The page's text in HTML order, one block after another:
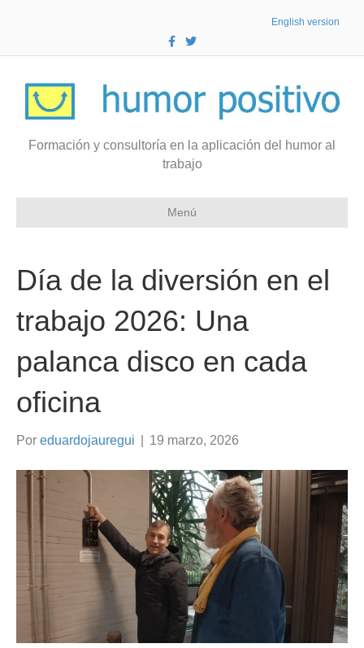
English version
c
o
T
w
i
e
Formación y consultoría en la aplicación del humor al
trabajo
Menú
Día de la diversión en el
trabajo 2026: Una
palanca disco en cada
oficina
Por eduardojauregui 19 marzo, 2026